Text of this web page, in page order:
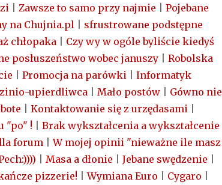
|Zawsze to samo przy najmie |Pojebane
na Chujnia.pl
sfrustrowane podstępne
chłopaka
Czy wy w ogóle byliście kiedyś
posłuszeństwo wobec januszy |Robolska
|Promocja na parówki |Informatyk
upierdliwca Mało postów
Gówno nie
|Kontaktowanie się z urzędasami
"po" ! |Brak wykształcenia a wykształcenie
forum |W mojej opinii "nieważne ile masz
Masa a dłonie |Jebane swędzenie
pizzerie! |Wymiana Euro Cygaro